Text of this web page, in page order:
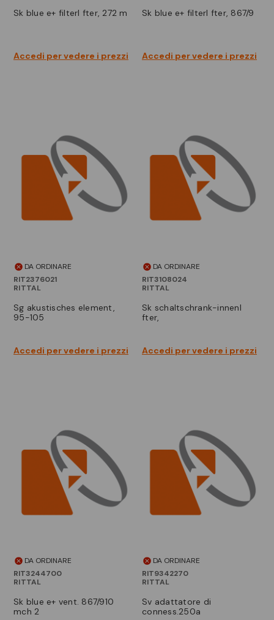
sk blue e+ filterl fter, 272 m
Accedi per vedere i prezzi
sk blue e+ filterl fter, 867/9
Accedi per vedere i prezzi
DA ORDINARE
RIT2376021
RITTAL
sg akustisches element,
95-105
Accedi per vedere i prezzi
DA ORDINARE
RIT3108024
RITTAL
sk schaltschrank-innenl
fter,
Accedi per vedere i prezzi
DA ORDINARE
RIT3244700
RITTAL
sk blue e+ vent. 867/910
mch 2
DA ORDINARE
RIT9342270
RITTAL
sv adattatore di
conness.250a